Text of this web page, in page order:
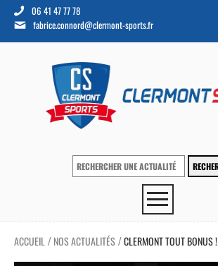
06 41 47 77 78
fabrice.connord@clermont-sports.fr
ACCUEIL / NOS ACTUALITÉS /CLERMONT TOUT BONUS !